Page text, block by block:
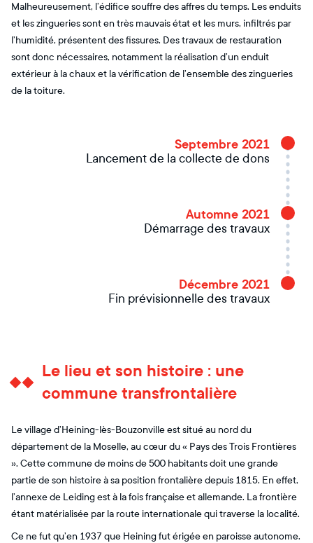
Malheureusement, l’édifice souffre des affres du temps. Les enduits
et les zingueries sont en très mauvais état et les murs, infiltrés par
l’humidité, présentent des fissures. Des travaux de restauration
sont donc nécessaires, notamment la réalisation d’un enduit
extérieur à la chaux et la vérification de l’ensemble des zingueries
de la toiture.
Septembre 2021
Lancement de la collecte de dons
Automne 2021
Démarrage des travaux
Décembre 2021
Fin prévisionnelle des travaux
Le lieu et son histoire : une
commune transfrontalière
Le village d’Heining-lès-Bouzonville est situé au nord du
département de la Moselle, au cœur du « Pays des Trois Frontières
». Cette commune de moins de 500 habitants doit une grande
partie de son histoire à sa position frontalière depuis 1815. En effet,
l’annexe de Leiding est à la fois française et allemande. La frontière
étant matérialisée par la route internationale qui traverse la localité.
Ce ne fut qu’en 1937 que Heining fut érigée en paroisse autonome.